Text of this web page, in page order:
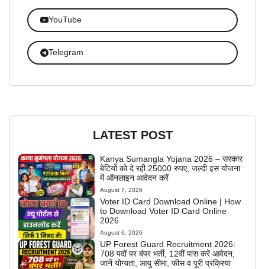
YouTube
Telegram
LATEST POST
Kanya Sumangla Yojana 2026 – सरकार
बेटियों को दे रही 25000 रुपए, जल्दी इस योजना
में ऑनलाइन आवेदन करें
August 7, 2026
Voter ID Card Download Online | How
to Download Voter ID Card Online
2026
August 6, 2026
UP Forest Guard Recruitment 2026:
708 पदों पर बंपर भर्ती, 12वीं पास करें आवेदन,
जानें योग्यता, आयु सीमा, फीस व पूरी प्रक्रिया